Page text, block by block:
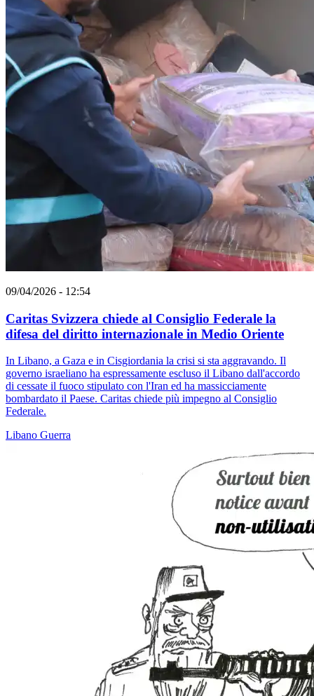
09/04/2026 - 12:54
Caritas Svizzera chiede al Consiglio Federale la
difesa del diritto internazionale in Medio Oriente
In Libano, a Gaza e in Cisgiordania la crisi si sta aggravando. Il
governo israeliano ha espressamente escluso il Libano dall'accordo
di cessate il fuoco stipulato con l'Iran ed ha massicciamente
bombardato il Paese. Caritas chiede più impegno al Consiglio
Federale.
Libano Guerra